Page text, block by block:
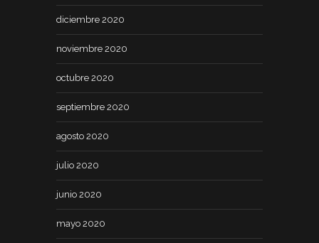
diciembre 2020
noviembre 2020
octubre 2020
septiembre 2020
agosto 2020
julio 2020
junio 2020
mayo 2020